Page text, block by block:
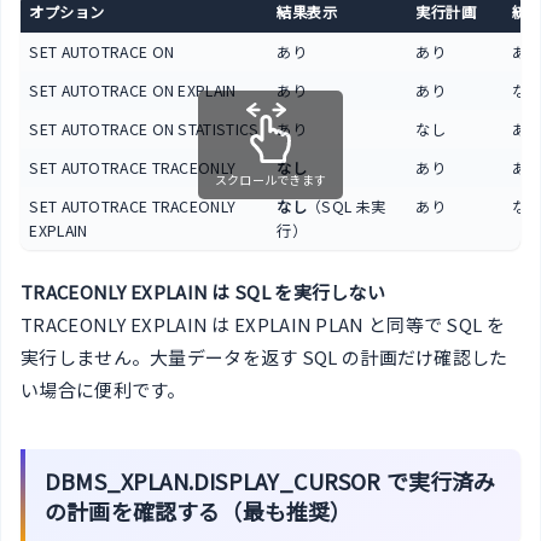
オプション 結果表示 実行計画
統
SET AUTOTRACE ON
あり あり
あり
SET AUTOTRACE ON EXPLAIN
あり あり
なし
SET AUTOTRACE ON STATISTICS
あり なし
あり
SET AUTOTRACE TRACEONLY
なし あり
あり
SET AUTOTRACE TRACEONLY
EXPLAIN
なし（SQL 未実
行）
あり なし
スクロールできます
TRACEONLY EXPLAIN は SQL を実行しない
TRACEONLY EXPLAIN は EXPLAIN PLAN と同等で SQL を
実行しません。大量データを返す SQL の計画だけ確認した
い場合に便利です。
DBMS_XPLAN.DISPLAY_CURSOR で実行済み
の計画を確認する（最も推奨）